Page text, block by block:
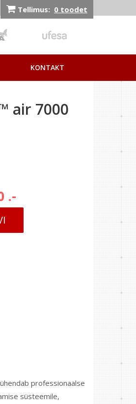
Tellimus: 0 toodet
KONTAKT
air 7000
.-
professionaalse
süsteemile,